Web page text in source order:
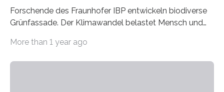
Forschende des Fraunhofer IBP entwickeln biodiverse
Grünfassade. Der Klimawandel belastet Mensch und
Sommer unter hohen Temperaturen und der
More than 1 year ago